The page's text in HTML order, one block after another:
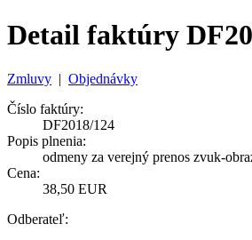
Detail faktúry
Zmluvy | Objednávky
Číslo faktúry:
DF2018/124
Popis plnenia:
odmeny za verejný prenos zvuk-
Cena:
38,50 EUR
Odberateľ: